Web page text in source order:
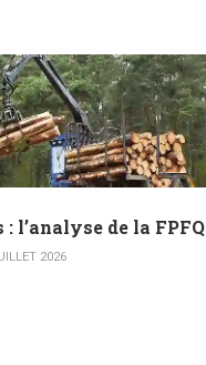
l’analyse de la FPFQ
2026